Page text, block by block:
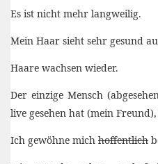
Es ist nicht mehr langweilig.
Mein Haar sieht sehr gesund
Haare wachsen wieder.
Der einzige Mensch
live gesehen hat (mein
Ich gewöhne mich hoffentlich